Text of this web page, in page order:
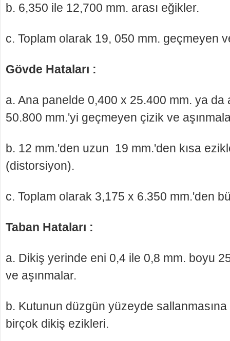
b. 6,350 ile 12,700 mm. arası eğikler.
c. Toplam olarak 19, 050 mm. geçmeyen
Gövde Hataları :
a. Ana panelde 0,400 x 25.400 mm. ya
50.800 mm.'yi geçmeyen çizik ve
b. 12 mm.'den uzun 19 mm.'den kısa
(distorsiyon).
c. Toplam olarak 3,175 x 6.350 mm.'den
Taban Hataları :
a. Dikiş yerinde eni 0,4 ile 0,8 mm. boyu
ve aşınmalar.
b. Kutunun düzgün yüzeyde
bir­çok dikiş ezikleri.